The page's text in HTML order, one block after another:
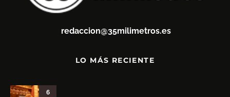
redaccion@35milimetros.es
LO MÁS RECIENTE
6